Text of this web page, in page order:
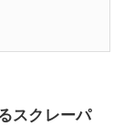
スクレーパ